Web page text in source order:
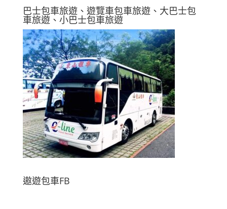
巴士包車旅遊、遊覽車包車旅遊、大巴士包
車旅遊、小巴士包車旅遊
遨遊包車FB